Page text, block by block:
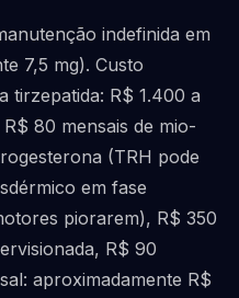
indefinida em
7,5 mg). Custo
tirzepatida: R$ 1.400 a
80 mensais de mio-
(TRH pode
em fase
piorarem), R$ 350
R$ 90
aproximadamente R$